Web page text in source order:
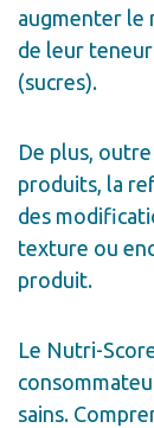
augmenter le
de leur
(sucres).
De plus,
produits, la
des
texture ou
produit.
Le Nutri-
sains.